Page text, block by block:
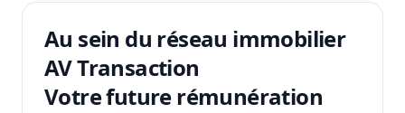
Au sein du réseau immobilier
AV Transaction
Votre future rémunération